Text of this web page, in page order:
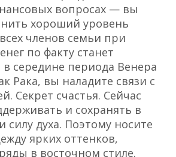
вопросах — вы
хороший уровень
членов семьи при
по факту станет
середине периода Венера
Рака, вы наладите связи с
Секрет счастья. Сейчас
и сохранять в
силу духа. Поэтому носите
ярких оттенков,
в восточном стиле.